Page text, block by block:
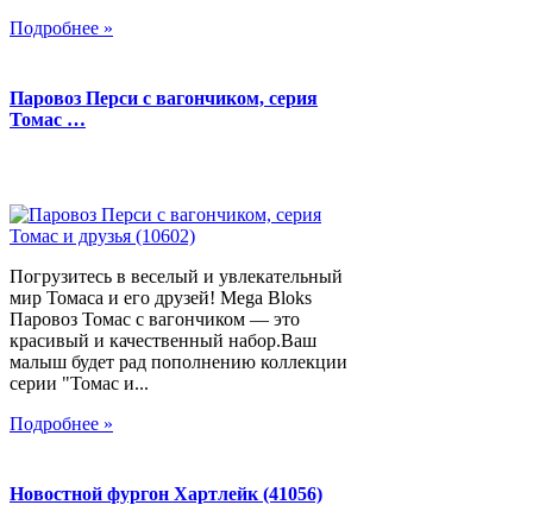
Подробнее »
Паровоз Перси с вагончиком, серия
Томас …
Погрузитесь в веселый и увлекательный
мир Томаса и его друзей! Mega Bloks
Паровоз Томас с вагончиком — это
красивый и качественный набор.Ваш
малыш будет рад пополнению коллекции
серии "Томас и...
Подробнее »
Новостной фургон Хартлейк (41056)